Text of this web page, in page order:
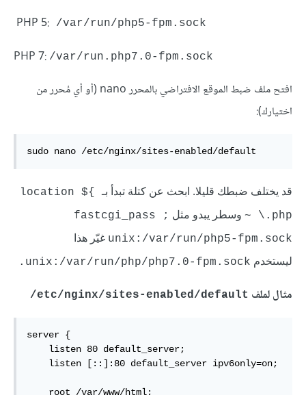
PHP 5: /var/run/php5-fpm.sock
PHP 7: /var/run.php7.0-fpm.sock
افتح ملف ضبط الموقع الافتراضي بالمحرر nano (أو أي مُحرر من
اختيارك):
sudo nano /etc/nginx/sites-enabled/default
قد يختلف ضبطك قليلا. ابحث عن كتلة تبدأ بـ
}$location
~ \.php وسطر يبدو مثل
;fastcgi_pass
unix:/var/run/php5-fpm.sock
ليستخدم unix:/var/run/php/php7.0-fpm.sock.
مثال لملف etc/nginx/sites-enabled/default/
server {